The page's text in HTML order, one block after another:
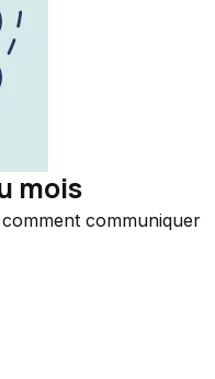
mois
communiquer